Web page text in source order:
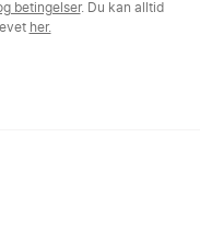
betingelser. Du kan alltid
her.